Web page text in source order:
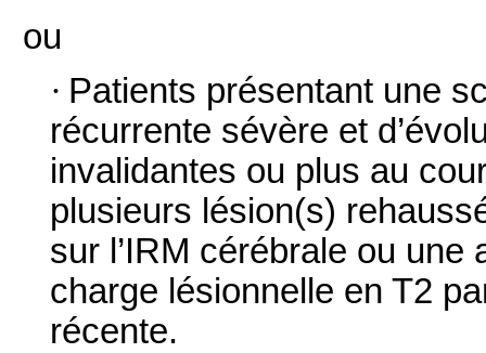
ou
· Patients présentant une
récurrente sévère et
invalidantes ou plus au
plusieurs lésion(s)
sur l’IRM cérébrale ou
charge lésionnelle en T2
récente.